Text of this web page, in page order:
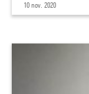
10 nov. 2020